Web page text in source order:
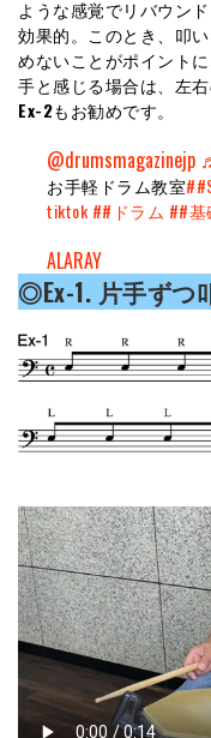
ような感覚でリバウン
効果的。このとき、叩
めないことがポイント
手と感じる場合は、左
Ex-2もお勧めです。
@drumsmagazinejp
お手軽ドラム教室
tiktok ##ドラム ##
ALARAY
◎Ex-1. 片手ずつ